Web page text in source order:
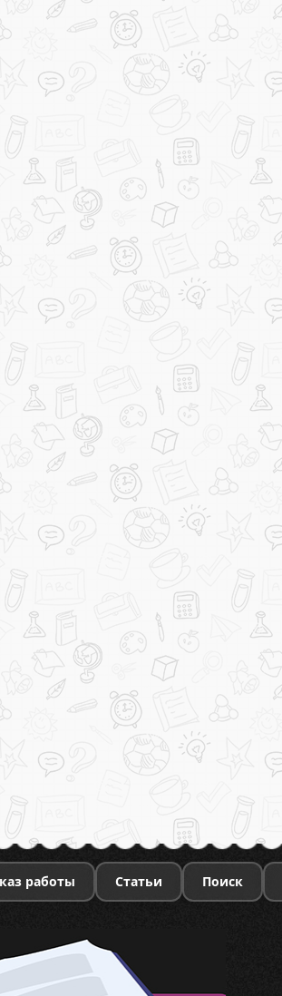
работы Статьи Поиск